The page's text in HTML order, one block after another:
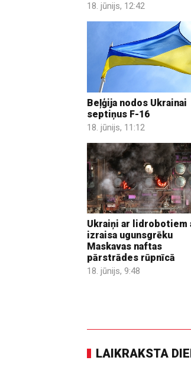
18. jūnijs, 12:42
Beļģija nodos Ukrainai
septiņus F-16
18. jūnijs, 11:12
Ukraiņi ar lidrobotiem
izraisa ugunsgrēku
Maskavas naftas
pārstrādes rūpnīcā
18. jūnijs, 9:48
LAIKRAKSTA